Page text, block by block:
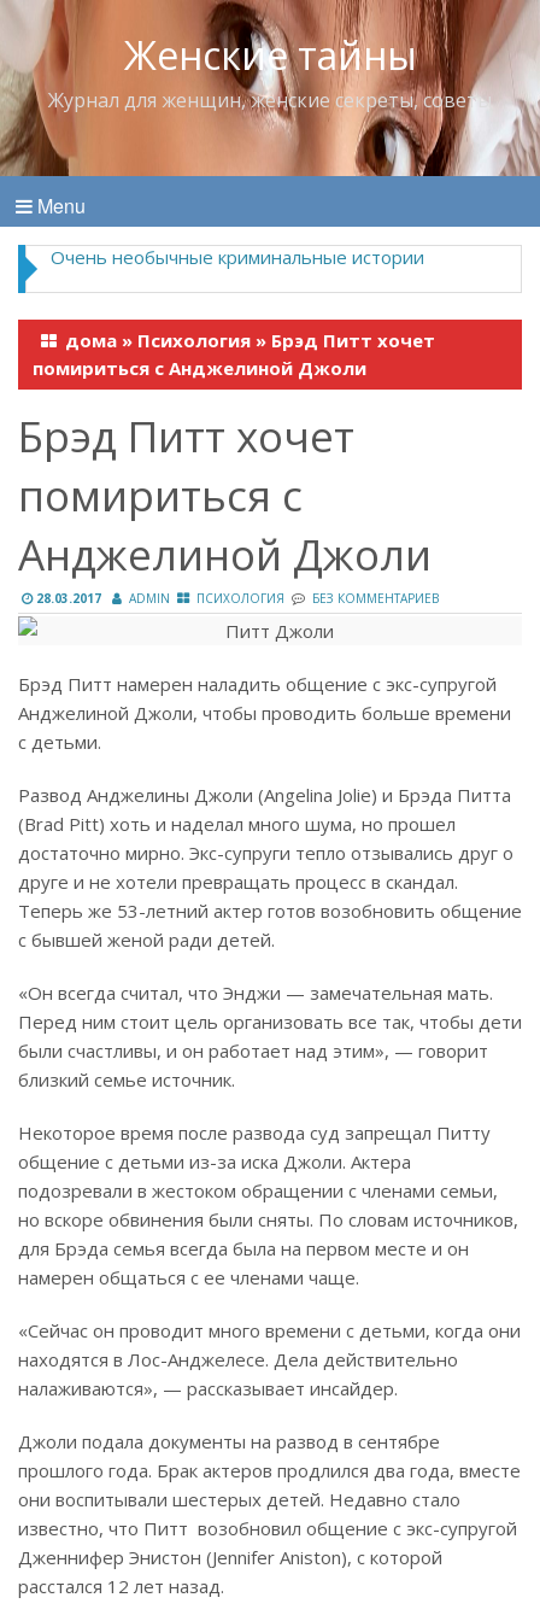
Женские тайны
Журнал для женщин, женские секреты, советы
Menu
Очень необычные криминальные истории
дома » Психология » Брэд Питт хочет
помириться с Анджелиной Джоли
Брэд Питт хочет
помириться с
Анджелиной Джоли
28.03.2017 ADMIN ПСИХОЛОГИЯ БЕЗ КОММЕНТАРИЕВ
Брэд Питт намерен наладить общение с экс-супругой
Анджелиной Джоли, чтобы проводить больше времени
с детьми.
Развод Анджелины Джоли (Angelina Jolie) и Брэда Питта
(Brad Pitt) хоть и наделал много шума, но прошел
достаточно мирно. Экс-супруги тепло отзывались друг о
друге и не хотели превращать процесс в скандал.
Теперь же 53-летний актер готов возобновить общение
с бывшей женой ради детей.
«Он всегда считал, что Энджи — замечательная мать.
Перед ним стоит цель организовать все так, чтобы дети
были счастливы, и он работает над этим», — говорит
близкий семье источник.
Некоторое время после развода суд запрещал Питту
общение с детьми из-за иска Джоли. Актера
подозревали в жестоком обращении с членами семьи,
но вскоре обвинения были сняты. По словам источников,
для Брэда семья всегда была на первом месте и он
намерен общаться с ее членами чаще.
«Сейчас он проводит много времени с детьми, когда они
находятся в Лос-Анджелесе. Дела действительно
налаживаются», — рассказывает инсайдер.
Джоли подала документы на развод в сентябре
прошлого года. Брак актеров продлился два года, вместе
они воспитывали шестерых детей. Недавно стало
известно, что Питт возобновил общение с экс-супругой
Дженнифер Энистон (Jennifer Aniston), с которой
расстался 12 лет назад.